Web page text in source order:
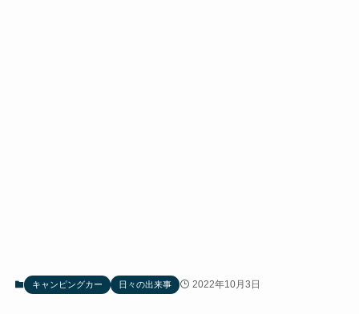
キャンピングカー 日々の出来事 2022年10月3日